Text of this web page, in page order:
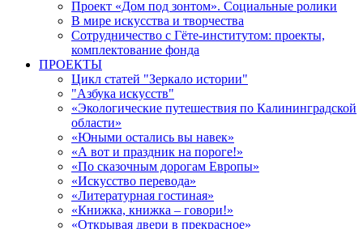
Проект «Дом под зонтом». Социальные ролики
В мире искусства и творчества
Сотрудничество с Гёте-институтом: проекты,
комплектование фонда
ПРОЕКТЫ
Цикл статей "Зеркало истории"
"Азбука искусств"
«Экологические путешествия по Калининградской
области»
«Юными остались вы навек»
«А вот и праздник на пороге!»
«По сказочным дорогам Европы»
«Искусство перевода»
«Литературная гостиная»
«Книжка, книжка – говори!»
«Открывая двери в прекрасное»